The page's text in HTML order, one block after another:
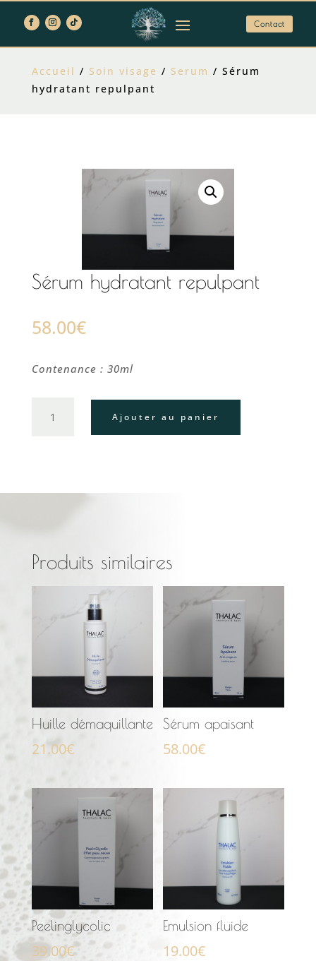
Contact
Accueil / Soin visage / Serum / Sérum
hydratant repulpant
Sérum hydratant repulpant
58.00€
Contenance : 30ml
Ajouter au panier
Produits similaires
Huille démaquillante
21.00€
Sérum apaisant
58.00€
Peelinglycolic
39.00€
Emulsion fluide
19.00€